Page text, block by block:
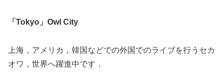
「Tokyo」Owl City
上海，アメリカ，韓国などでの外国でのライブを行うセカ
オワ，世界へ躍進中です．